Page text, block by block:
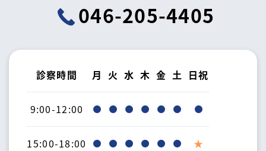
046-205-4405
診察時間 月 火 水 木 金 土 日祝
9:00-12:00
15:00-18:00